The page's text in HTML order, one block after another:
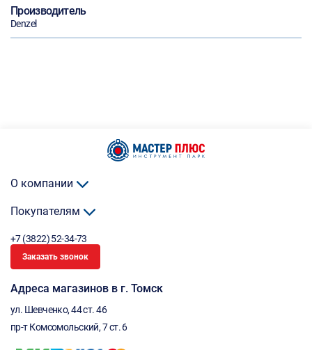
Производитель
Denzel
О компании
Покупателям
+7 (3822) 52-34-73
Заказать звонок
Адреса магазинов в г. Томск
ул. Шевченко, 44 ст. 46
пр-т Комсомольский, 7 ст. 6